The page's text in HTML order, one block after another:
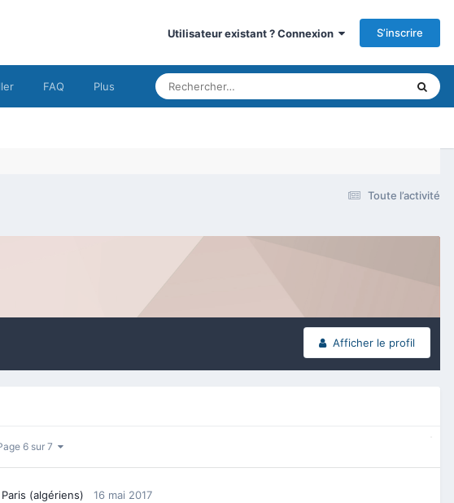
Utilisateur existant ? Connexion S’inscrire
FAQ Plus
Toute l’activité
Afficher le profil
6 sur 7
(algériens)
16 mai 2017